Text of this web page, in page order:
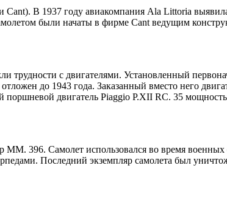
В 1937 году авиакомпания Ala Littoria
были начаты в фирме Cant ведущим
с двигателями. Установленный
до 1943 года. Заказанный вместо него
двигатель Piaggio P.XII RC. 35
396. Самолет использовался во время
Последний экземпляр самолета был